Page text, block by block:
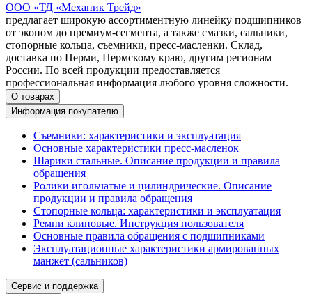
ООО «ТД «Механик Трейд»
предлагает широкую ассортиментную линейку подшипников
от эконом до премиум-сегмента, а также смазки, сальники,
стопорные кольца, съемники, пресс-масленки. Склад,
доставка по Перми, Пермскому краю, другим регионам
России. По всей продукции предоставляется
профессиональная информация любого уровня сложности.
О товарах
Информация покупателю
Съемники: характеристики и эксплуатация
Основные характеристики пресс‑масленок
Шарики стальные. Описание продукции и правила
обращения
Ролики игольчатые и цилиндрические. Описание
продукции и правила обращения
Стопорные кольца: характеристики и эксплуатация
Ремни клиновые. Инструкция пользователя
Основные правила обращения с подшипниками
Эксплуатационные характеристики армированных
манжет (сальников)
Сервис и поддержка